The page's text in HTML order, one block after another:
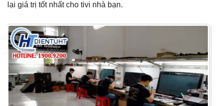
lại giá trị tốt nhất cho tivi nhà bạn.